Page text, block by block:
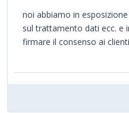
noi abbiamo in
sul trattamento dati ecc. e
firmare il consenso ai